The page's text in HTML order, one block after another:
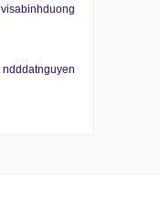
visabinhduong
ndddatnguyen